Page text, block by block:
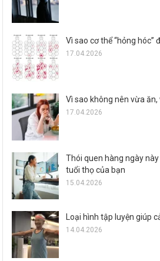
Vì sao cơ thể “hỏng hóc”
17.04.2026
Vì sao không nên vừa ăn,
17.04.2026
Thói quen hàng ngày
tuổi thọ của bạn
15.04.2026
Loại hình tập luyện giúp
14.04.2026